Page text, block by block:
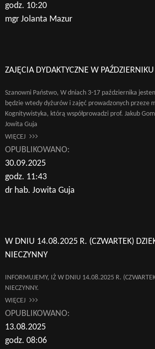
godz. 10:20
mgr Jolanta Mazur
ZAJĘCIA DYDAKTYCZNE W PAŹDZIERNIKU
Szanowni Państwo, W dniach 3-17 października
będzie wtedy dyżurów i zajęć prowadzonych przeze
Kognitywistyka, którą współprowadzi prof. Jakub
Jowita Guja
WIĘCEJ
OPUBLIKOWANO:
30.09.2025
godz. 11:43
dr hab. Jowita Guja
W DNIU 14.08.2025 R. (CZWARTEK)
NIECZYNNY
INFORMUJEMY, IŻ W DNIU 14.08.2025 R.
NIECZYNNY.
WIĘCEJ
OPUBLIKOWANO:
13.08.2025
godz. 08:06
Wyszukaj na stronie: